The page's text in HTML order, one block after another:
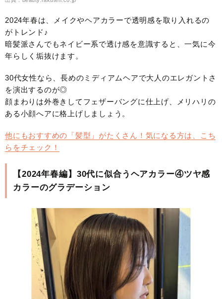
2024年春は、メイクやヘアカラーで透明感を取り入れるの
がトレンド♪
暗髪派さんでもネイビー系で透け感を意識すると、一気に今
年らしく垢抜けます。
30代女性なら、長めのミディアムヘアで大人のエレガントさ
を演出するのが◎
顔まわりは外巻きしてフェザーバングに仕上げ、メリハリの
ある小顔へアに格上げしましょう。
他にもおすすめの「髪型」がたくさん！気になる方は、こち
らをチェック！
【2024年春編】30代に似合うヘアカラー④ツヤ感
カラーのグラデーション